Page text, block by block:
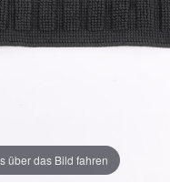
über das Bild fahren